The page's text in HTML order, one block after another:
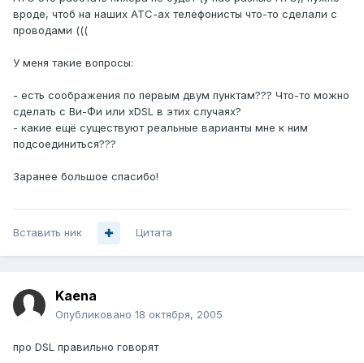
вроде, чтоб на наших АТС-ах телефонисты что-то сделали с
проводами (((
У меня такие вопросы:
- есть соображения по первым двум пунктам??? Что-то можно
сделать с Ви-Фи или хDSL в этих случаях?
- какие ещё существуют реальные варианты мне к ним
подсоединиться???
Заранее большое спасибо!
Вставить ник Цитата
Kaena
Опубликовано 18 октября, 2005
про DSL правильно говорят